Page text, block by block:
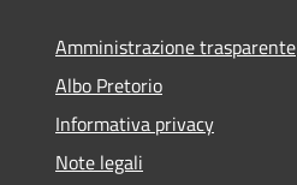
Amministrazione trasparente
Albo Pretorio
Informativa privacy
Note legali